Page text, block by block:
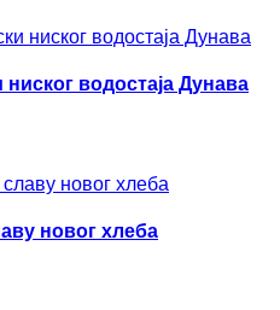
водостаја Дунава
новог хлеба